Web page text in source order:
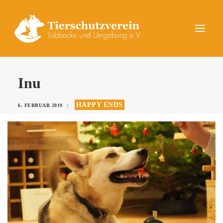
UNSERE TIERE
HELFEN
KONTAKT
SPENDEN
Inu
6. FEBRUAR 2019 | HAPPY ENDS